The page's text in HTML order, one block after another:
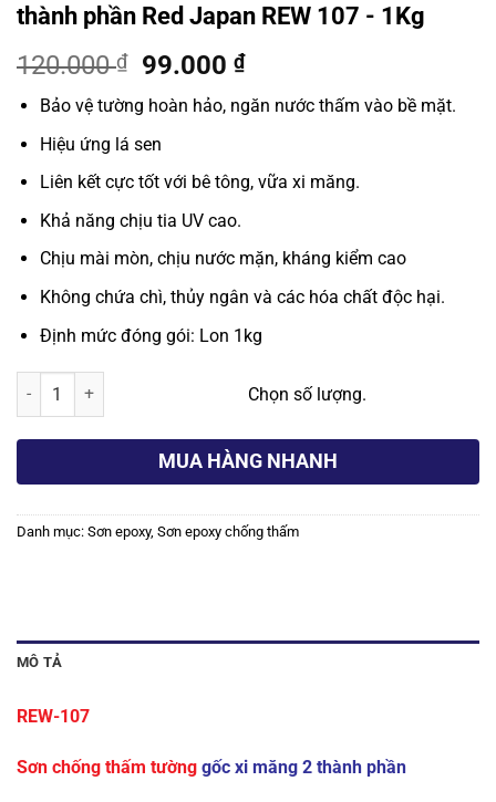
thành phần Red Japan REW 107 - 1Kg
120.000₫
Giá
gốc
là:
120.000 ₫.
99.000₫Giá
hiện
tại
99.000 ₫.
Bảo vệ tường hoàn hảo, ngăn nước thấm vào bề mặt.
Hiệu ứng lá sen
Liên kết cực tốt với bê tông, vữa xi măng.
Khả năng chịu tia UV cao.
Chịu mài mòn, chịu nước mặn, kháng kiểm cao
Không chứa chì, thủy ngân và các hóa chất độc hại.
Định mức đóng gói: Lon 1kg
Chọn số lượng.
Sơn chống thấm tường gốc xi măng 2 thành phần Red Japan REW
MUA HÀNG NHANH
Danh mục: Sơn epoxy, Sơn epoxy chống thấm
MÔ TẢ
REW-107
Sơn chống thấm tường gốc xi măng 2 thành phần